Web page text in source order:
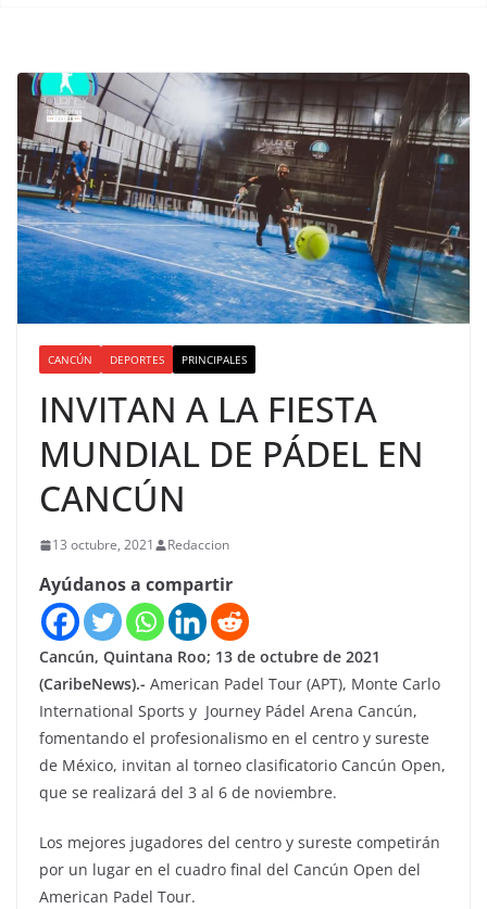
CANCÚN DEPORTES PRINCIPALES
INVITAN A LA FIESTA
MUNDIAL DE PÁDEL EN
CANCÚN
13 octubre, 2021 Redaccion
Ayúdanos a compartir
Cancún, Quintana Roo; 13 de octubre de 2021
(CaribeNews).- American Padel Tour (APT), Monte Carlo
International Sports y Journey Pádel Arena Cancún,
fomentando el profesionalismo en el centro y sureste
de México, invitan al torneo clasificatorio Cancún Open,
que se realizará del 3 al 6 de noviembre.
Los mejores jugadores del centro y sureste competirán
por un lugar en el cuadro final del Cancún Open del
American Padel Tour.